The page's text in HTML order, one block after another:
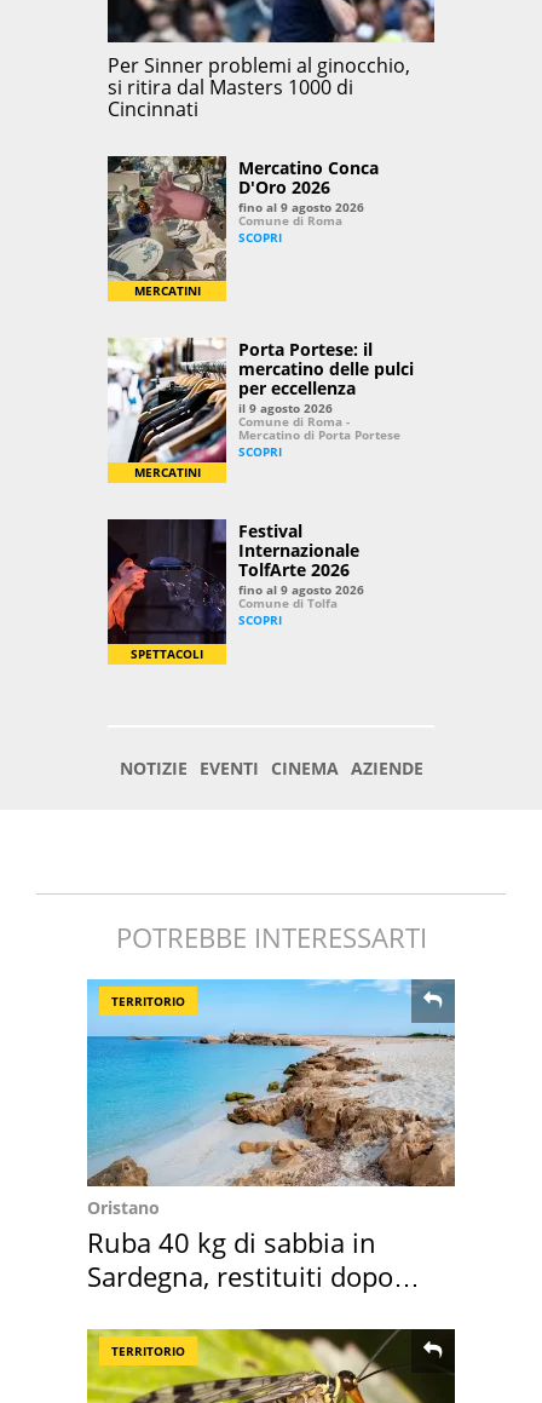
POTREBBE INTERESSARTI
TERRITORIO
Oristano
Ruba 40 kg di sabbia in
Sardegna, restituiti dopo
TERRITORIO